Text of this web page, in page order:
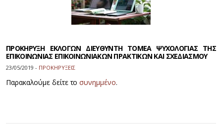
ΠΡΟΚΗΡΥΞΗ ΕΚΛΟΓΩΝ ΔΙΕΥΘΥΝΤΗ ΤΟΜΕΑ ΨΥΧΟΛΟΓΙΑΣ ΤΗΣ
ΕΠΙΚΟΙΝΩΝΙΑΣ ΕΠΙΚΟΙΝΩΝΙΑΚΩΝ ΠΡΑΚΤΙΚΩΝ ΚΑΙ ΣΧΕΔΙΑΣΜΟΥ
23/05/2019 - ΠΡΟΚΗΡΥΞΕΙΣ
Παρακαλούμε δείτε τοσυνημμένο.